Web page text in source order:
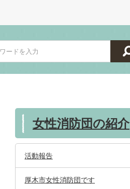
女性消防団の紹介
活動報告
厚木市女性消防団です